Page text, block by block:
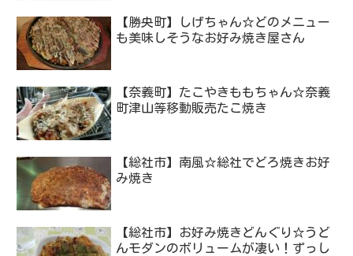
【勝央町】しげちゃん☆どのメニュー
も美味しそうなお好み焼き屋さん
【奈義町】たこやきももちゃん☆奈義
町津山等移動販売たこ焼き
【総社市】南風☆総社でどろ焼きお好
み焼き
【総社市】お好み焼きどんぐり☆うど
んモダンのボリュームが凄い！ずっし